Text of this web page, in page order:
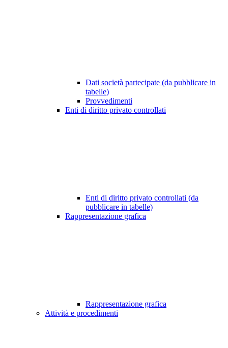
Dati società partecipate (da pubblicare in
tabelle)
Provvedimenti
Enti di diritto privato controllati
Enti di diritto privato controllati (da
pubblicare in tabelle)
Rappresentazione grafica
Rappresentazione grafica
Attività e procedimenti